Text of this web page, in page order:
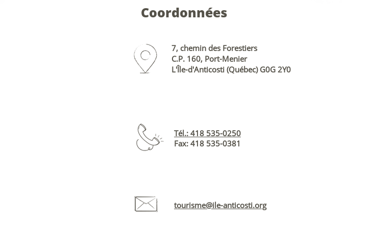
Coordonnées
7, chemin des Forestiers
C.P. 160, Port-Menier
L'Île-d'Anticosti (Québec) G0G 2Y0
Tél.: 418 535-0250
Fax: 418 535-0381
tourisme@ile-anticosti.org